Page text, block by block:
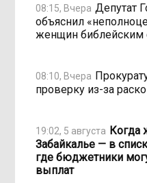
08:15, Вчера Депутат
объяснил
женщин
08:10, Вчера
проверку из-за
19:02, 5 августа Когда
Забайкалье — в
где бюджетники
выплат